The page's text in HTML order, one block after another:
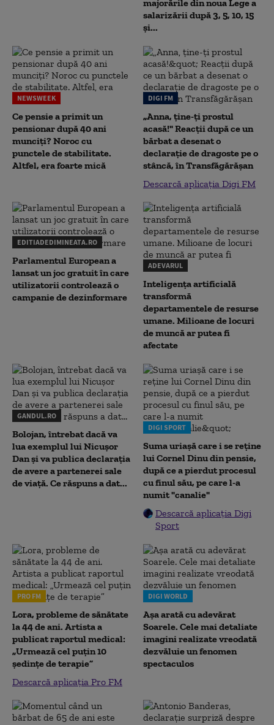
majorările din noua Lege a
salarizării după 3, 5, 10, 15
și...
NEWSWEEK
Ce pensie a primit un
pensionar după 40 ani
munciți? Noroc cu
punctele de stabilitate.
Altfel, era foarte mică
DIGI FM
„Anna, ţine-ţi prostul
acasă!" Reacţii după ce un
bărbat a desenat o
declaraţie de dragoste pe o
stâncă, în Transfăgărăşan
Descarcă aplicația Digi FM
EDITIADEDIMINEATA.RO
Parlamentul European a
lansat un joc gratuit în care
utilizatorii controlează o
campanie de dezinformare
ADEVARUL
Inteligența artificială
transformă
departamentele de resurse
umane. Milioane de locuri
de muncă ar putea fi
afectate
GANDUL.RO
Bolojan, întrebat dacă va
lua exemplul lui Nicușor
Dan și va publica declarația
de avere a partenerei sale
de viață. Ce răspuns a dat...
DIGI SPORT
Suma uriașă care i se reține
lui Cornel Dinu din pensie,
după ce a pierdut procesul
cu finul său, pe care l-a
numit "canalie"
Descarcă aplicația Digi
Sport
PRO FM
Lora, probleme de sănătate
la 44 de ani. Artista a
publicat raportul medical:
„Urmează cel puțin 10
ședințe de terapie”
Descarcă aplicația Pro FM
DIGI WORLD
Așa arată cu adevărat
Soarele. Cele mai detaliate
imagini realizate vreodată
dezvăluie un fenomen
spectaculos